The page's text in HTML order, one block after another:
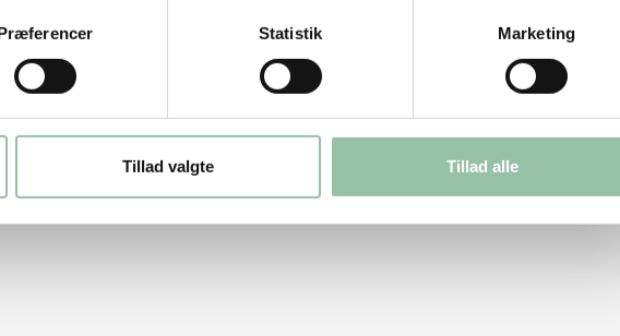
Statistik Marketing
Tillad valgte Tillad alle
mango i.
på panden.